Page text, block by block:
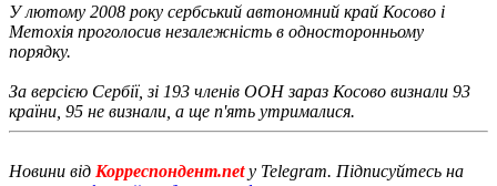
У лютому 2008 року сербський автономний край Косово і
Метохія проголосив незалежність в односторонньому
порядку.
За версією Сербії, зі 193 членів ООН зараз Косово визнали 93
країни, 95 не визнали, а ще п'ять утрималися.
Новини від Корреспондент.netу Telegram. Підписуйтесь на